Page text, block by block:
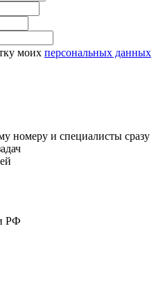
моих персональных данных
номеру и специалисты сразу
РФ